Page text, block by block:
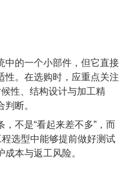
的一个小部件，但它直接
性。在选购时，应重点关注
性、结构设计与加工精
断。
不是“看起来差不多”，而
选型中能够提前做好测试
本与返工风险。